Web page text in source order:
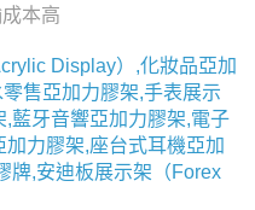
本高
Display）,化妝品亞加
售亞加力膠架,手表展示
藍牙音響亞加力膠架,電子
力膠架,座台式耳機亞加
牌,安迪板展示架（Forex